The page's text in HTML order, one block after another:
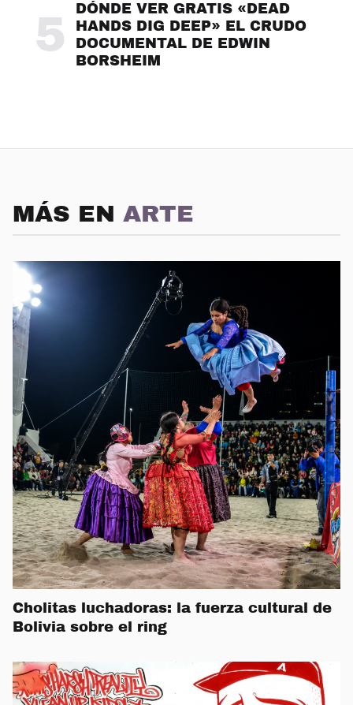
5
DÓNDE VER GRATIS «DEAD
HANDS DIG DEEP» EL CRUDO
DOCUMENTAL DE EDWIN
BORSHEIM
MÁS EN ARTE
Cholitas luchadoras: la fuerza cultural de
Bolivia sobre el ring